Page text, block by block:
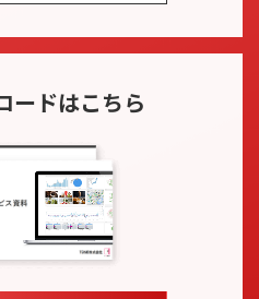
ードはこちら